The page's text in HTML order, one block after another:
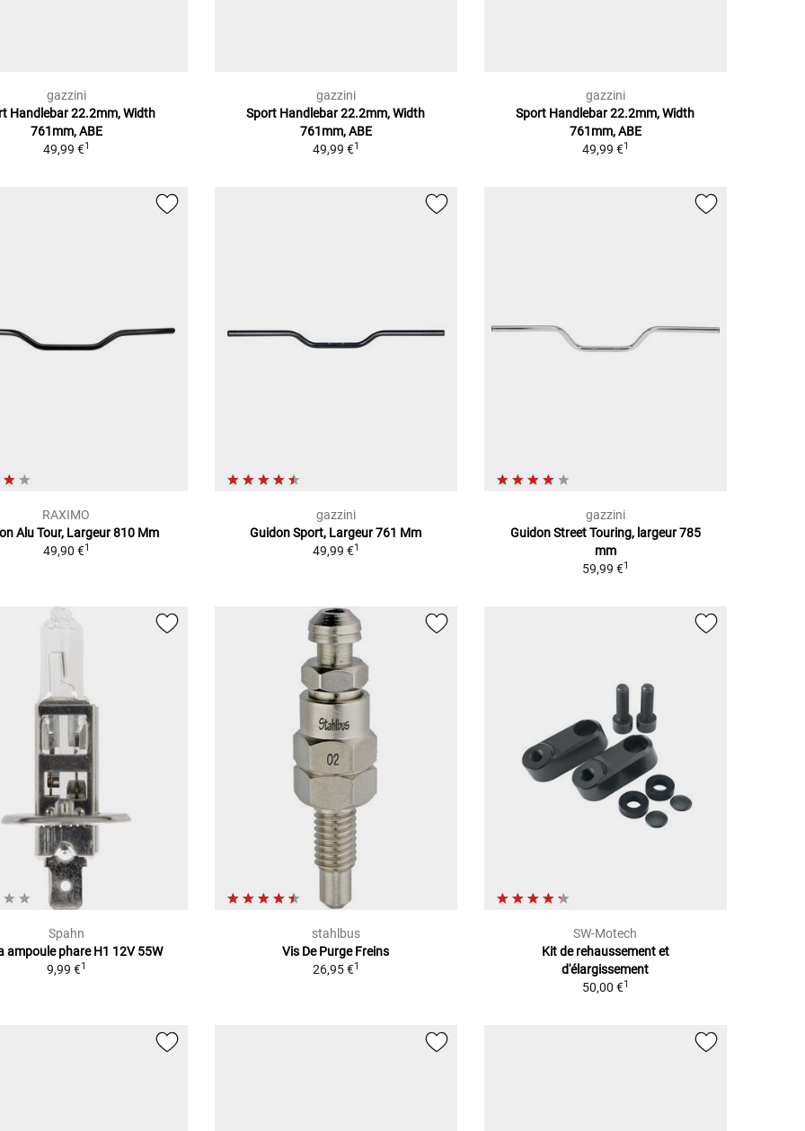
gazzini
Handlebar 22.2mm, Width
761mm, ABE
49,99 €1
gazzini
Sport Handlebar 22.2mm, Width
761mm, ABE
49,99 €1
gazzini
Sport Handlebar 22.2mm, Width
761mm, ABE
49,99 €1
RAXIMO
Alu Tour, Largeur 810 Mm
49,90 €1
gazzini
Guidon Sport, Largeur 761 Mm
49,99 €1
gazzini
Guidon Street Touring, largeur 785
mm
59,99 €1
Spahn
ampoule phare H1 12V 55W
9,99 €1
stahlbus
Vis De Purge Freins
26,95 €1
SW-Motech
Kit de rehaussement et
d'élargissement
50,00 €1